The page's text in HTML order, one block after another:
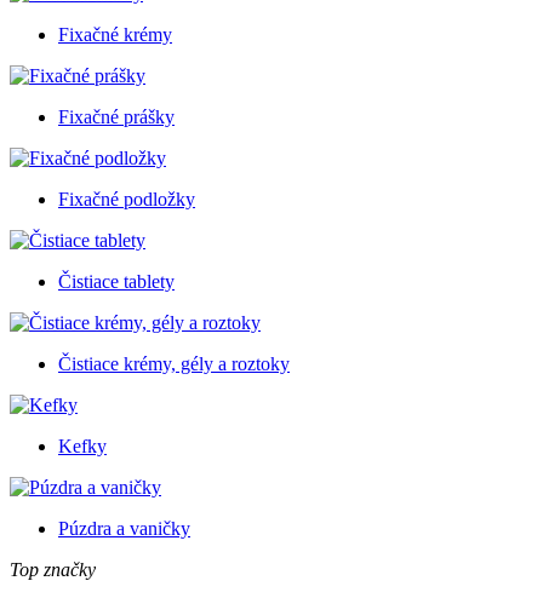
Fixačné krémy
Fixačné prášky
Fixačné podložky
Čistiace tablety
Čistiace krémy, gély a roztoky
Kefky
Púzdra a vaničky
Top značky